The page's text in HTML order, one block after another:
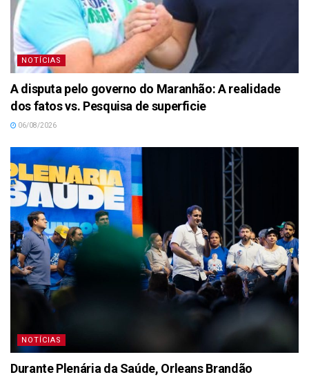
NOTÍCIAS
A disputa pelo governo do Maranhão: A realidade
dos fatos vs. Pesquisa de superficie
06/08/2026
NOTÍCIAS
Durante Plenária da Saúde, Orleans Brandão